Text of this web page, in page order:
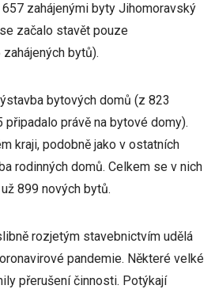
zahájenými byty Jihomoravský
začalo stavět pouze
bytů).
bytových domů (z 823
připadalo právě na bytové domy).
kraji, podobně jako v ostatních
rodinných domů. Celkem se v nich
899 nových bytů.
rozjetým stavebnictvím udělá
pandemie. Některé velké
přerušení činnosti. Potýkají